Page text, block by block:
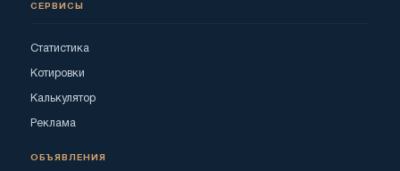
СЕРВИСЫ
Статистика
Котировки
Калькулятор
Реклама
ОБЪЯВЛЕНИЯ